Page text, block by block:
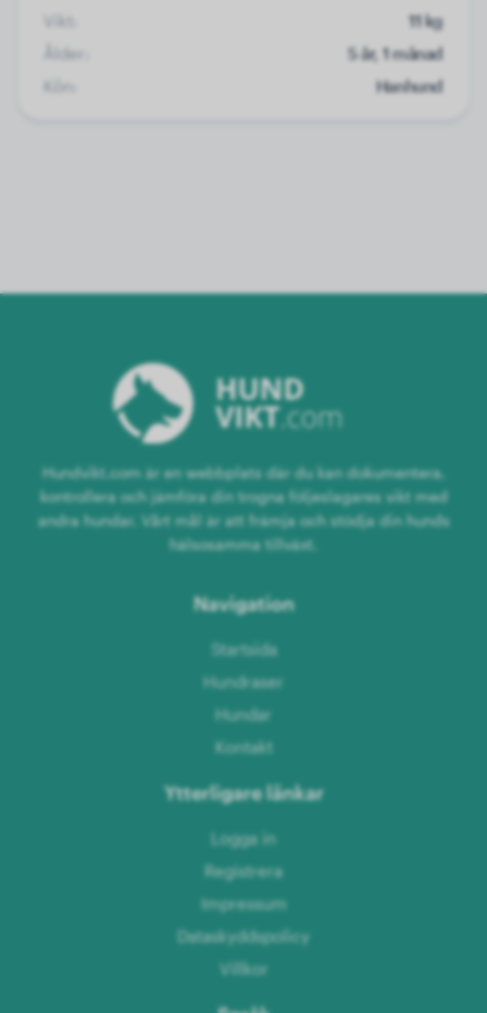
Vikt:
11 kg
Ålder:
5 år, 1 månad
Kön:
Hanhund
Hundvikt.com är en webbplats där du kan dokumentera,
kontrollera och jämföra din trogna följeslagares vikt med
andra hundar. Vårt mål är att främja och stödja din hunds
hälsosamma tillväxt.
Navigation
Startsida
Hundraser
Hundar
Kontakt
Ytterligare länkar
Logga in
Registrera
Impressum
Dataskyddspolicy
Villkor